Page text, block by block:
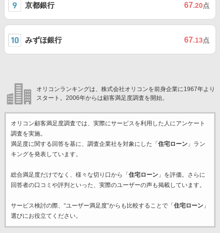
京都銀行 67.20点
みずほ銀行 67.13点
オリコンランキングは、株式会社オリコンを前身企業に1967年より
スタート。2006年からは顧客満足度調査を開始。
オリコン顧客満足度調査では、実際にサービスを利用した 人にアンケート
調査を実施。
満足度に関する回答を基に、調査企業社を対象にした「 住宅ローン」ラン
キングを発表しています。
総合満足度だけでなく、様々な切り口から「 住宅ローン」を評価。さらに
回答者の口コミや評判といった、実際のユーザーの声も掲載しています。
サービス検討の際、“ユーザー満足度”からも比較することで「 住宅ローン」
選びにお役立てください。